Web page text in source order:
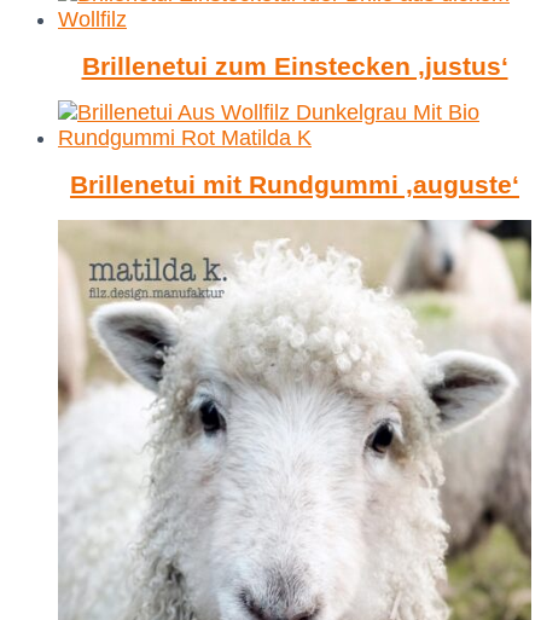
Brillenetui zum Einstecken ‚justus‘
Brillenetui mit Rundgummi ‚auguste‘